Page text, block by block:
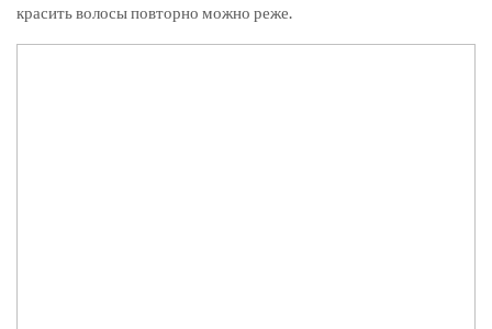
красить волосы повторно можно реже.